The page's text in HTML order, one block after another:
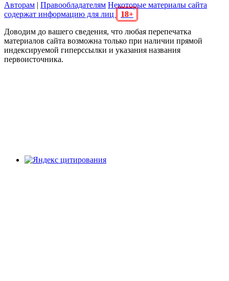
Авторам | Правообладателям Некоторые материалы сайта
содержат информацию для лиц
18+
Доводим до вашего сведения, что любая перепечатка
материалов сайта возможна только при наличии прямой
индексируемой гиперссылки и указания названия
первоисточника.